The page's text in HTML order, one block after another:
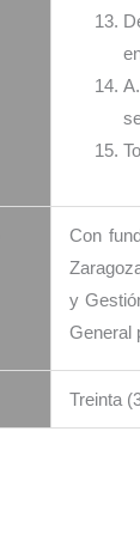
Con
y
General
Treinta